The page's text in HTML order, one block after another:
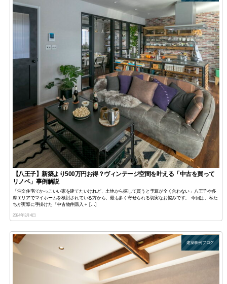
【八王子】新築より500万円お得？ヴィンテージ空間を叶える「中古を買って
リノベ」事例解説
「注文住宅でかっこいい家を建てたいけれど、土地から探して買うと予算が全く合わない」八王子や多
摩エリアでマイホームを検討されている方から、最も多く寄せられる切実なお悩みです。 今回は、私た
ちが実際に手掛けた「中古物件購入＋ […]
2024年3月4日
建築事例ブログ